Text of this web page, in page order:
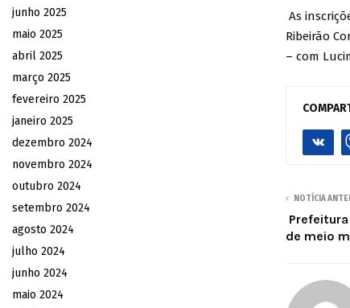
As
Ribeirão
– com
NOTÍCIA
de meio
junho 2025
maio 2025
abril 2025
março 2025
fevereiro 2025
janeiro 2025
dezembro 2024
novembro 2024
outubro 2024
setembro 2024
agosto 2024
julho 2024
junho 2024
maio 2024